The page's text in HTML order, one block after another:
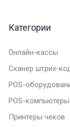
Категории
Онлайн-кассы
Сканер штрих-
POS-
POS-компьютеры
Принтеры чеков